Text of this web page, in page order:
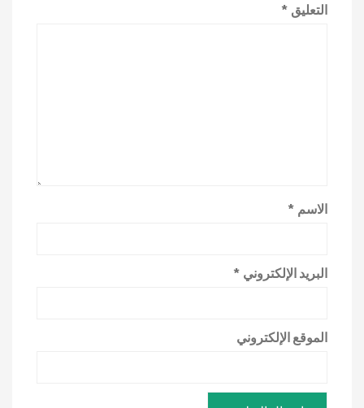
التعليق *
الاسم *
البريد الإلكتروني *
الموقع الإلكتروني